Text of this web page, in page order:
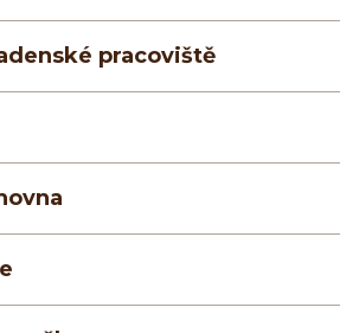
pracoviště